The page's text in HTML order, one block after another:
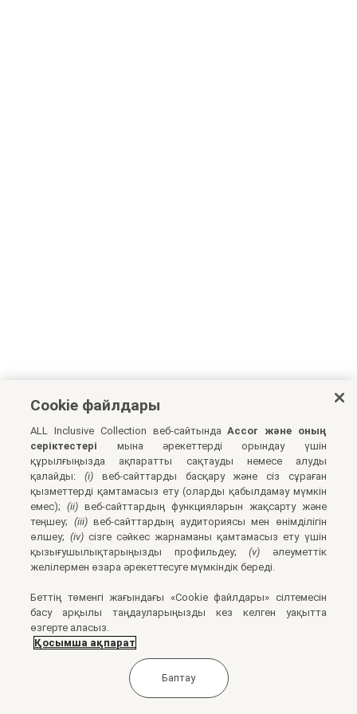
Cookie файлдары
ALL Inclusive Collection веб-сайтындаAccor және оның
серіктестері мына әрекеттерді орындау үшін
құрылғыңызда ақпаратты сақтауды немесе алуды
қалайды:(i) веб-сайттарды басқару және сіз сұраған
қызметтерді қамтамасыз ету (оларды қабылдамау мүмкін
емес);(ii) веб-сайттардың функцияларын жақсарту және
теңшеу; (iii)веб-сайттардың аудиториясы мен өнімділігін
өлшеу; (iv)сізге сәйкес жарнаманы қамтамасыз ету үшін
қызығушылықтарыңызды профильдеу;(v) әлеуметтік
желілермен өзара әрекеттесуге мүмкіндік береді.
Беттің төменгі жағындағы «Cookie файлдары» сілтемесін
басу арқылы таңдауларыңызды кез келген уақытта
өзгерте аласыз.
Қосымша ақпарат
Баптау